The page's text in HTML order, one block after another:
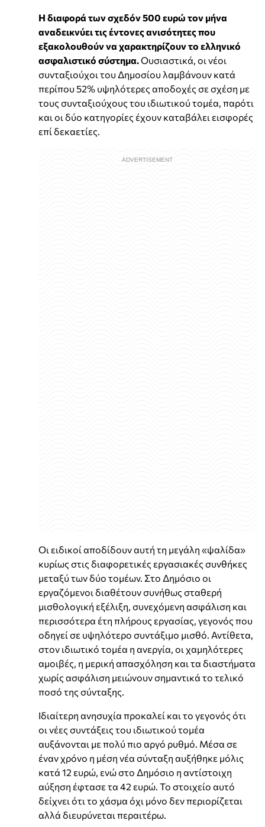
Η διαφορά των σχεδόν 500 ευρώ τον μήνα
αναδεικνύει τις έντονες ανισότητες που
εξακολουθούν να χαρακτηρίζουν το ελληνικό
ασφαλιστικό σύστημα. Ουσιαστικά, οι νέοι
συνταξιούχοι του Δημοσίου λαμβάνουν κατά
περίπου 52% υψηλότερες αποδοχές σε σχέση με
τους συνταξιούχους του ιδιωτικού τομέα, παρότι
και οι δύο κατηγορίες έχουν καταβάλει εισφορές
επί δεκαετίες.
Οι ειδικοί αποδίδουν αυτή τη μεγάλη «ψαλίδα»
κυρίως στις διαφορετικές εργασιακές συνθήκες
μεταξύ των δύο τομέων. Στο Δημόσιο οι
εργαζόμενοι διαθέτουν συνήθως σταθερή
μισθολογική εξέλιξη, συνεχόμενη ασφάλιση και
περισσότερα έτη πλήρους εργασίας, γεγονός που
οδηγεί σε υψηλότερο συντάξιμο μισθό. Αντίθετα,
στον ιδιωτικό τομέα η ανεργία, οι χαμηλότερες
αμοιβές, η μερική απασχόληση και τα διαστήματα
χωρίς ασφάλιση μειώνουν σημαντικά το τελικό
ποσό της σύνταξης.
Ιδιαίτερη ανησυχία προκαλεί και το γεγονός ότι
οι νέες συντάξεις του ιδιωτικού τομέα
αυξάνονται με πολύ πιο αργό ρυθμό. Μέσα σε
έναν χρόνο η μέση νέα σύνταξη αυξήθηκε μόλις
κατά 12 ευρώ, ενώ στο Δημόσιο η αντίστοιχη
αύξηση έφτασε τα 42 ευρώ. Το στοιχείο αυτό
δείχνει ότι το χάσμα όχι μόνο δεν περιορίζεται
αλλά διευρύνεται περαιτέρω.